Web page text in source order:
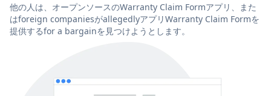
他の人は、オープンソースのWarranty Claim Formアプリ、また
はforeign companiesがallegedlyアプリWarranty Claim Formを
提供するfor a bargainを見つけようとします。